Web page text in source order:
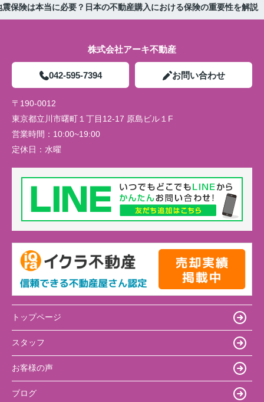
保険は本当に必要？日本の不動産購入における保険の重要性を解説
株式会社アーキ不動産
042-595-7394 お問い合わせ
〒190-0012
東京都立川市曙町１丁目12-17 原島ビル１F
営業時間： 10:00~19:00
定休日： 水曜
トップページ
スタッフ
お客様の声
ブログ